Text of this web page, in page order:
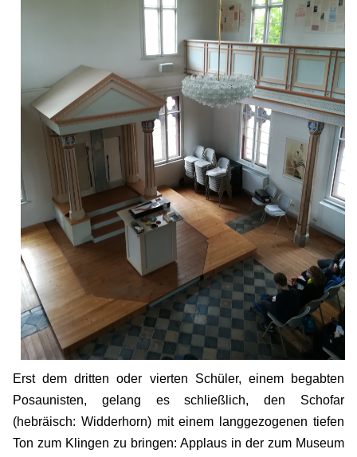
Erst dem dritten oder vierten Schüler, einem begabten
Posaunisten, gelang es schließlich, den Schofar
(hebräisch: Widderhorn) mit einem langgezogenen tiefen
Ton zum Klingen zu bringen: Applaus in der zum Museum